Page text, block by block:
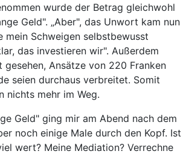
wurde der Betrag gleichwohl
Geld". „Aber", das Unwort kam nun
mein Schweigen selbstbewusst
das investieren wir". Außerdem
gesehen, Ansätze von 220 Franken
seien durchaus verbreitet. Somit
nichts mehr im Weg.
Geld" ging mir am Abend nach dem
noch einige Male durch den Kopf. Ist
wert? Meine Mediation? Verrechne